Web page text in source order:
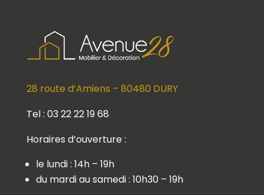
28 route d’Amiens – 80480 DURY
Tel : 03 22 22 19 68
Horaires d’ouverture :
le lundi : 14h – 19h
du mardi au samedi : 10h30 – 19h